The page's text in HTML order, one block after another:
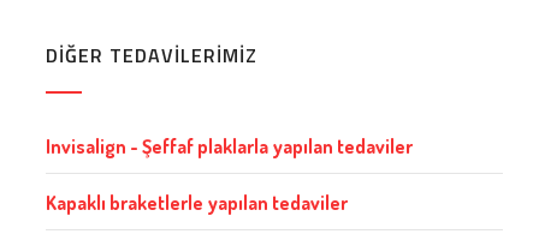
DİĞER TEDAVİLERİMİZ
Invisalign - Şeffaf plaklarla yapılan tedaviler
Kapaklı braketlerle yapılan tedaviler